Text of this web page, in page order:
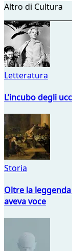
Altro di Cultura
Letteratura
L’incubo degli
Storia
Oltre la
aveva voce